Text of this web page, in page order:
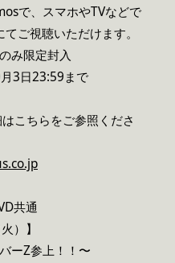
で、スマホやTVなどで
ご視聴いただけます。
み限定封入
3日23:59まで
こちらをご参照くださ
共通
）】
ーZ参上！！〜